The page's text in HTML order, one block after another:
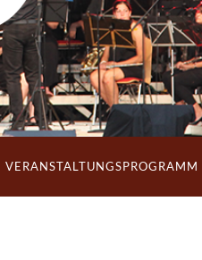
Musikverein
Buchholz